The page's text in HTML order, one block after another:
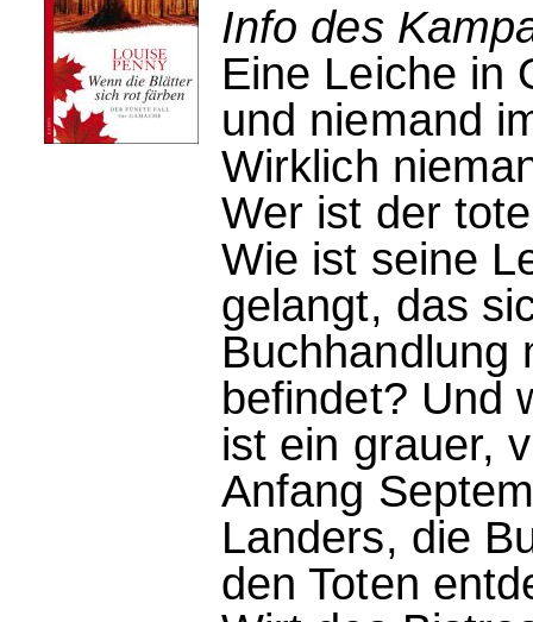
Info des
Eine Leiche in
und niemand
Wirklich
Wer ist der
Wie ist seine
gelangt, das
Buchhandlung
befindet? Und
ist ein grauer,
Anfang
Landers, die
den Toten